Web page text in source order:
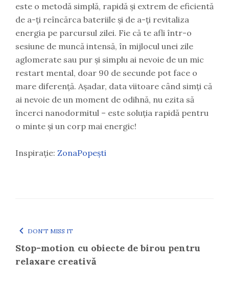
este o metodă simplă, rapidă și extrem de eficientă
de a-ți reîncărca bateriile și de a-ți revitaliza
energia pe parcursul zilei. Fie că te afli într-o
sesiune de muncă intensă, în mijlocul unei zile
aglomerate sau pur și simplu ai nevoie de un mic
restart mental, doar 90 de secunde pot face o
mare diferență. Așadar, data viitoare când simți că
ai nevoie de un moment de odihnă, nu ezita să
încerci nanodormitul – este soluția rapidă pentru
o minte și un corp mai energic!
Inspirație: ZonaPopești
DON'T MISS IT
Stop-motion cu obiecte de birou pentru
relaxare creativă